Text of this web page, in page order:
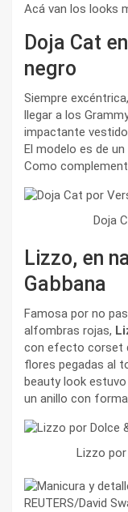
Acá van los looks
Doja Cat
negro
Siempre excéntrica,
llegar a los
impactante
El modelo es de
Como
Doja
Lizzo, en
Gabbana
Famosa por no
alfombras rojas,
con efecto corset
flores pegadas al
beauty look
un anillo con
Lizzo por